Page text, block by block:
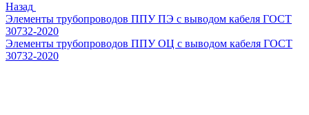
Назад
Элементы трубопроводов ППУ ПЭ с выводом кабеля ГОСТ
30732-2020
Элементы трубопроводов ППУ ОЦ с выводом кабеля ГОСТ
30732-2020